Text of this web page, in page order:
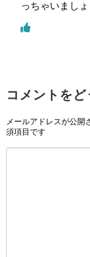
っちゃいましょ
コメントをど
メールアドレスが公開
須項目です